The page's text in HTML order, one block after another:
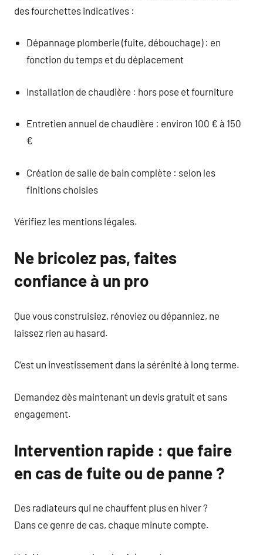
des fourchettes indicatives :
Dépannage plomberie (fuite, débouchage) : en
fonction du temps et du déplacement
Installation de chaudière : hors pose et fourniture
Entretien annuel de chaudière : environ 100 € à 150
€
Création de salle de bain complète : selon les
finitions choisies
Vérifiez les mentions légales.
Ne bricolez pas, faites
confiance à un pro
Que vous construisiez, rénoviez ou dépanniez, ne
laissez rien au hasard.
C’est un investissement dans la sérénité à long terme.
Demandez dès maintenant un devis gratuit et sans
engagement.
Intervention rapide : que faire
en cas de fuite ou de panne ?
Des radiateurs qui ne chauffent plus en hiver ?
Dans ce genre de cas, chaque minute compte.